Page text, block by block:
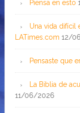
Piensa en esto
Una vida difícil
LATimes.com 12/
Pensaste que
La Biblia de
11/06/2026